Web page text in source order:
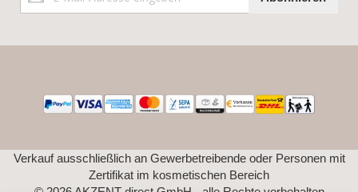
zum
Verkauf ausschließlich an Gewerbetreibende oder Personen mit
Zertifikat im kosmetischen Bereich